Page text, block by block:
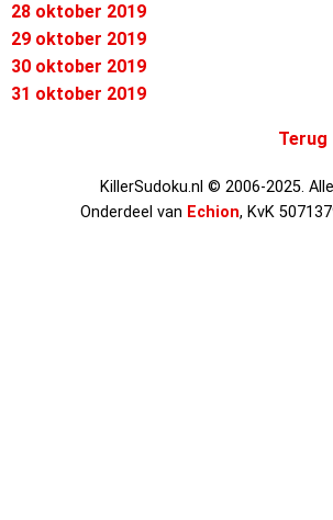
28 oktober 2019
29 oktober 2019
30 oktober 2019
31 oktober 2019
Terug
KillerSudoku.nl © 2006-2025.
Onderdeel van Echion, KvK